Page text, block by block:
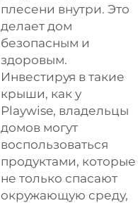
плесени внутри. Это
делает дом
безопасным и
здоровым.
Инвестируя в такие
крыши, как у
Playwise, владельцы
домов могут
воспользоваться
продуктами, которые
не только спасают
окружающую среду,